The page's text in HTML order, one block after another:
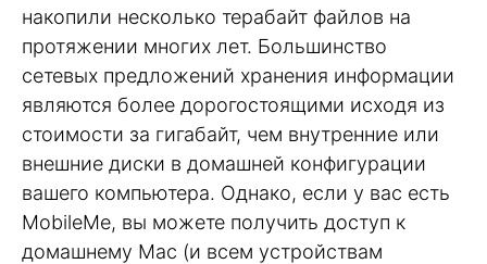
накопили несколько терабайт файлов на
протяжении многих лет. Большинство
сетевых предложений хранения информации
являются более дорогостоящими исходя из
стоимости за гигабайт, чем внутренние или
внешние диски в домашней конфигурации
вашего компьютера. Однако, если у вас есть
MobileMe, вы можете получить доступ к
домашнему Mac (и всем устройствам